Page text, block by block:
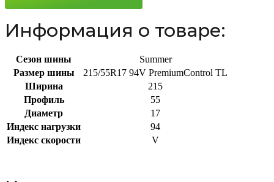
Информация о товаре:
Сезон шины
Summer
Размер шины
215/55R17 94V PremiumControl TL
Ширина
215
Профиль
55
Диаметр
17
Индекс нагрузки
94
Индекс скорости
V